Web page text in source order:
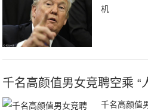
机
千名高颜值男女竞聘空乘 “
千名高颜值